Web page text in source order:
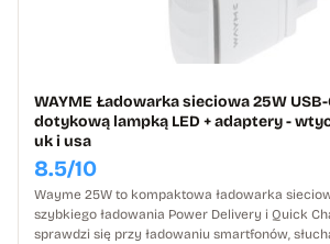
WAYME Ładowarka sieciowa 25W USB-
dotykową lampką LED + adaptery -
uk i usa
8.5/10
Wayme 25W to kompaktowa ładowarka
szybkiego ładowania Power Delivery i Quick
sprawdzi się przy ładowaniu smartfonów,